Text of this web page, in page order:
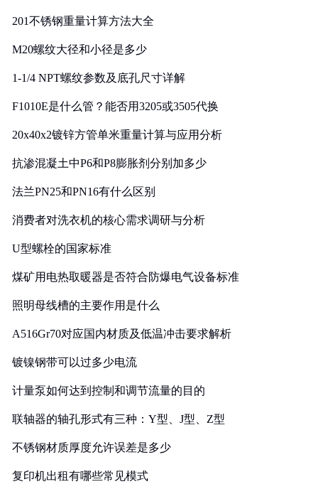
201不锈钢重量计算方法大全
M20螺纹大径和小径是多少
1-1/4 NPT螺纹参数及底孔尺寸详解
F1010E是什么管？能否用3205或3505代换
20x40x2镀锌方管单米重量计算与应用分析
抗渗混凝土中P6和P8膨胀剂分别加多少
法兰PN25和PN16有什么区别
消费者对洗衣机的核心需求调研与分析
U型螺栓的国家标准
煤矿用电热取暖器是否符合防爆电气设备标准
照明母线槽的主要作用是什么
A516Gr70对应国内材质及低温冲击要求解析
镀镍钢带可以过多少电流
计量泵如何达到控制和调节流量的目的
联轴器的轴孔形式有三种：Y型、J型、Z型
不锈钢材质厚度允许误差是多少
复印机出租有哪些常见模式